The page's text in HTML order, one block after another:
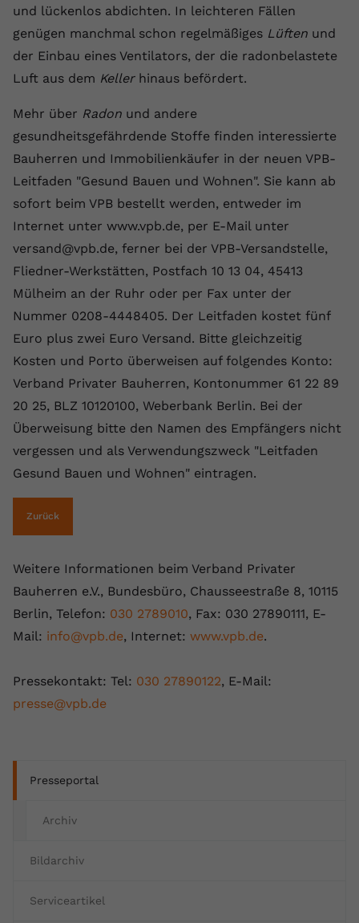
Presseportal
Archiv
Bildarchiv
Serviceartikel
und lückenlos abdichten. In leichteren Fällen
genügen manchmal schon regelmäßiges Lüften und
der Einbau eines Ventilators, der die radonbelastete
Luft aus dem Kellerhinaus befördert.
Mehr über Radon und andere
gesundheitsgefährdende Stoffe finden interessierte
Bauherren und Immobilienkäufer in der neuen VPB-
Leitfaden "Gesund Bauen und Wohnen". Sie kann ab
sofort beim VPB bestellt werden, entweder im
Internet unter www.vpb.de, per E-Mail unter
versand@vpb.de, ferner bei der VPB-Versandstelle,
Fliedner-Werkstätten, Postfach 10 13 04, 45413
Mülheim an der Ruhr oder per Fax unter der
Nummer 0208-4448405. Der Leitfaden kostet fünf
Euro plus zwei Euro Versand. Bitte gleichzeitig
Kosten und Porto überweisen auf folgendes Konto:
Verband Privater Bauherren, Kontonummer 61 22 89
20 25, BLZ 10120100, Weberbank Berlin. Bei der
Überweisung bitte den Namen des Empfängers nicht
vergessen und als Verwendungszweck "Leitfaden
Gesund Bauen und Wohnen" eintragen.
Zurück
Weitere Informationen beim Verband Privater
Bauherren e.V., Bundesbüro, Chausseestraße 8, 10115
Berlin, Telefon: 030 2789010, Fax: 030 27890111, E-
Mail: info@vpb.de, Internet: www.vpb.de.
Pressekontakt: Tel: 030 27890122, E-Mail:
presse@vpb.de
Zweck
Daten darüber zu speichern, welche
Anbieter Youtube.com
Laufzeit Session
Zweck
Dieser von YouTube gesetzte Cookie
Daten darüber zu speichern, welche
Videos von YouTube der Nutzer
gesehen hat.
Name yt-remote-connected-devices
Youtube.com
Laufzeit Session
Zweck
YouTube setzt diesen Cookie, um die
speichern, der eingebettete YouTube-
Videos verwendet.